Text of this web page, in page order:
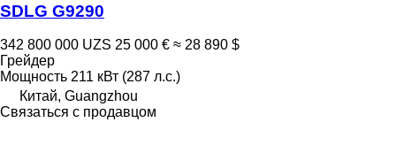
SDLG G9290
342 800 000 UZS 25 000 € ≈ 28 890 $
Грейдер
Мощность 211 кВт (287 л.с.)
Китай, Guangzhou
Связаться с продавцом